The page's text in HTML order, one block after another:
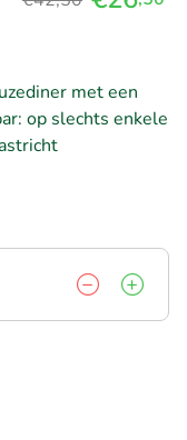
met een
op slechts enkele